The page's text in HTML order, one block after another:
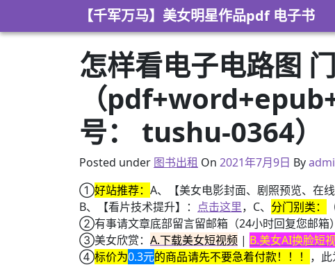
【千军万马】美女明星作品pdf 电子书
怎样看电子电路图
（
号： tushu-0364）
Posted under 图书出租 On 2021年5月4日
2021年7月9日 By
①好站推荐： A、【美女电影封面、剧照预览、在线
B、【看片技术提升】： 点击这里，C、 分门别类：
②有事请文章底部留言留邮箱（24小时回复您邮箱
③美女欣赏： A.下载美女短视频 | B.美女AI换脸短
④标价为0.3元的商品请先不要急着付款！！！ ，